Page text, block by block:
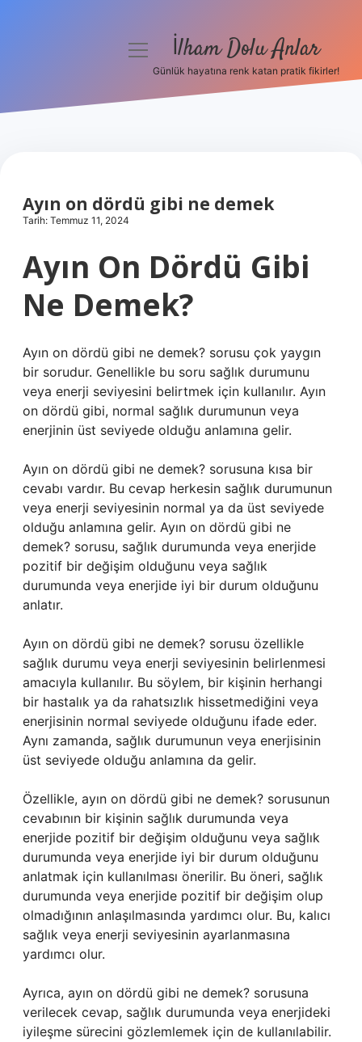
Hakkımızda
menüyü İlham Dolu Anlar
Günlük hayatına renk katan pratik fikirler!
Ayın on dördü gibi ne demek
Tarih: Temmuz 11, 2024
Ayın On Dördü Gibi
Ne Demek?
Ayın on dördü gibi ne demek? sorusu çok yaygın
bir sorudur. Genellikle bu soru sağlık durumunu
veya enerji seviyesini belirtmek için kullanılır. Ayın
on dördü gibi, normal sağlık durumunun veya
enerjinin üst seviyede olduğu anlamına gelir.
Ayın on dördü gibi ne demek? sorusuna kısa bir
cevabı vardır. Bu cevap herkesin sağlık durumunun
veya enerji seviyesinin normal ya da üst seviyede
olduğu anlamına gelir. Ayın on dördü gibi ne
demek? sorusu, sağlık durumunda veya enerjide
pozitif bir değişim olduğunu veya sağlık
durumunda veya enerjide iyi bir durum olduğunu
anlatır.
Ayın on dördü gibi ne demek? sorusu özellikle
sağlık durumu veya enerji seviyesinin belirlenmesi
amacıyla kullanılır. Bu söylem, bir kişinin herhangi
bir hastalık ya da rahatsızlık hissetmediğini veya
enerjisinin normal seviyede olduğunu ifade eder.
Aynı zamanda, sağlık durumunun veya enerjisinin
üst seviyede olduğu anlamına da gelir.
Özellikle, ayın on dördü gibi ne demek? sorusunun
cevabının bir kişinin sağlık durumunda veya
enerjide pozitif bir değişim olduğunu veya sağlık
durumunda veya enerjide iyi bir durum olduğunu
anlatmak için kullanılması önerilir. Bu öneri, sağlık
durumunda veya enerjide pozitif bir değişim olup
olmadığının anlaşılmasında yardımcı olur. Bu, kalıcı
sağlık veya enerji seviyesinin ayarlanmasına
yardımcı olur.
Ayrıca, ayın on dördü gibi ne demek? sorusuna
verilecek cevap, sağlık durumunda veya enerjideki
iyileşme sürecini gözlemlemek için de kullanılabilir.